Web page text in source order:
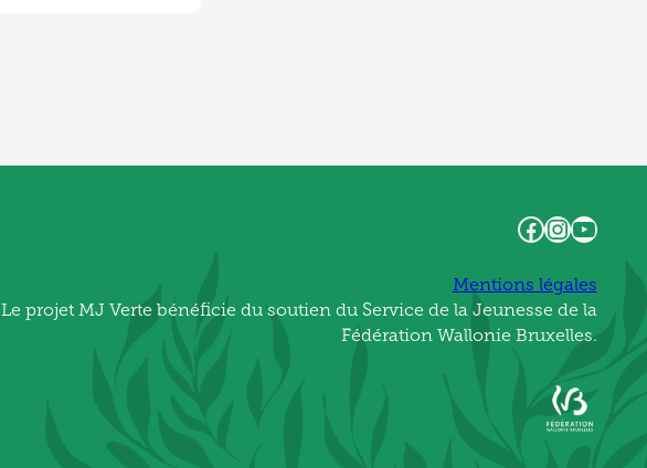
Facebook InstagramYouTube
Mentions légales
Le projet MJ Verte bénéficie du soutien du Service de la Jeunesse de la
Fédération Wallonie Bruxelles.